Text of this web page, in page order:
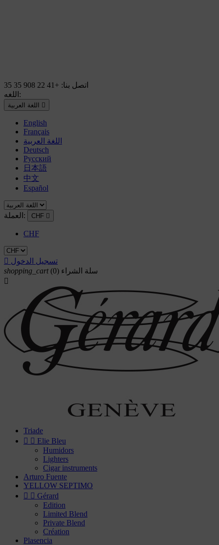
اتصل بنا: +41 22 908 35 35
اللغه:
اللغة العربية 
English
Français
اللغة العربية
Deutsch
Русский
日本語
中文
Español
العملة: CHF 
CHF
 تسجيل الدخول
shopping_cart
سلة الشراء (0)

Triade
  Elie Bleu
Humidors
Lighters
Cigar instruments
Arturo Fuente
YELLOW SEPTIMO
  Gérard
Edition
Limited Blend
Private Blend
Création
Plasencia